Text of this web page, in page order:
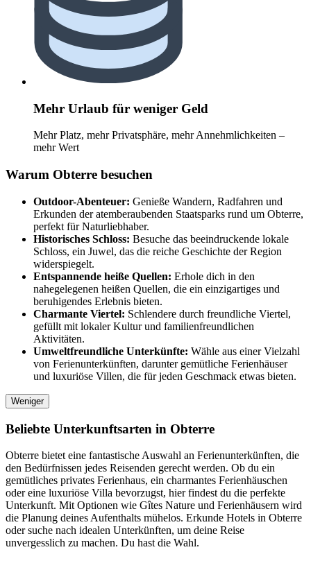
Mehr Urlaub für weniger Geld
Mehr Platz, mehr Privatsphäre, mehr Annehmlichkeiten –
mehr Wert
Warum Obterre besuchen
Outdoor-Abenteuer: Genieße Wandern, Radfahren und
Erkunden der atemberaubenden Staatsparks rund um Obterre,
perfekt für Naturliebhaber.
Historisches Schloss: Besuche das beeindruckende lokale
Schloss, ein Juwel, das die reiche Geschichte der Region
widerspiegelt.
Entspannende heiße Quellen: Erhole dich in den
nahegelegenen heißen Quellen, die ein einzigartiges und
beruhigendes Erlebnis bieten.
Charmante Viertel: Schlendere durch freundliche Viertel,
gefüllt mit lokaler Kultur und familienfreundlichen
Aktivitäten.
Umweltfreundliche Unterkünfte: Wähle aus einer Vielzahl
von Ferienunterkünften, darunter gemütliche Ferienhäuser
und luxuriöse Villen, die für jeden Geschmack etwas bieten.
Weniger
Beliebte Unterkunftsarten in Obterre
Obterre bietet eine fantastische Auswahl an Ferienunterkünften, die
den Bedürfnissen jedes Reisenden gerecht werden. Ob du ein
gemütliches privates Ferienhaus, ein charmantes Ferienhäuschen
oder eine luxuriöse Villa bevorzugst, hier findest du die perfekte
Unterkunft. Mit Optionen wie Gîtes Nature und Ferienhäusern wird
die Planung deines Aufenthalts mühelos. Erkunde Hotels in Obterre
oder suche nach idealen Unterkünften, um deine Reise
unvergesslich zu machen. Du hast die Wahl.